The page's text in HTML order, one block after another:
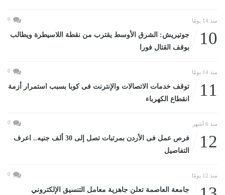
منذ 14 يومًا 0
10
جوتيريش: الشرق الأوسط يقترب من نقطة اللاسيطرة ويطالب
بوقف القتال فورا
منذ 14 يومًا 0
11
توقف خدمات الاتصالات والإنترنت فى كوبا بسبب استمرار أزمة
انقطاع الكهرباء
منذ 6 أشهر 0
12
فرص عمل فى الأردن بمرتبات تصل إلى 30 ألف جنيه.. اعرف
التفاصيل
منذ 12 يومًا 0
جامعة العاصمة تعلن جاهزية معامل التنسيق الإلكتروني